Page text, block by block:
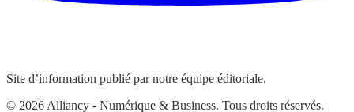
Site d’information publié par notre équipe éditoriale.
© 2026 Alliancy - Numérique & Business. Tous droits réservés.